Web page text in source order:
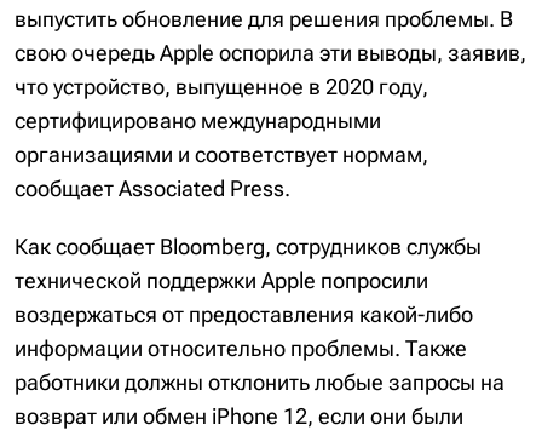
выпустить обновление для решения проблемы. В
свою очередь Apple оспорила эти выводы, заявив,
что устройство, выпущенное в 2020 году,
сертифицировано международными
организациями и соответствует нормам,
сообщает Associated Press.
Как сообщает Bloomberg, сотрудников службы
технической поддержки Apple попросили
воздержаться от предоставления какой-либо
информации относительно проблемы. Также
работники должны отклонить любые запросы на
возврат или обмен iPhone 12, если они были